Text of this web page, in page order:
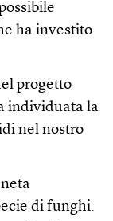
ha investito
progetto
individuata la
nel nostro
di funghi.